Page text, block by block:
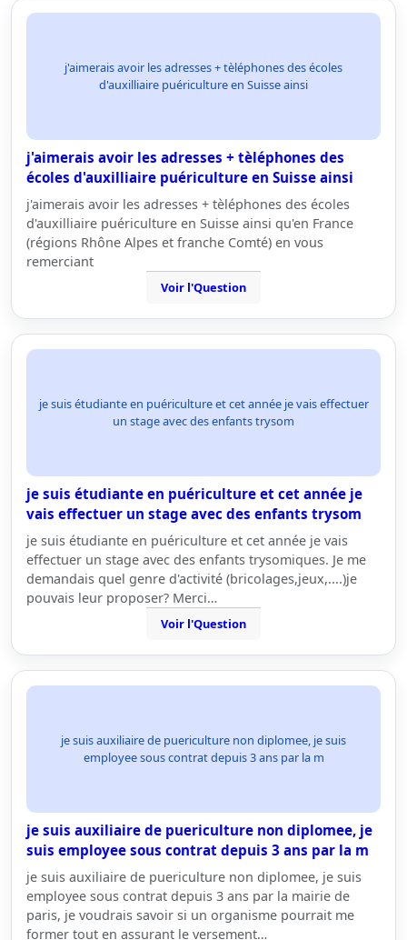
j'aimerais avoir les adresses + tèléphones des écoles
d'auxilliaire puériculture en Suisse ainsi
j'aimerais avoir les adresses + tèléphones des
écoles d'auxilliaire puériculture en Suisse ainsi
j'aimerais avoir les adresses + tèléphones des écoles
d'auxilliaire puériculture en Suisse ainsi qu'en France
(régions Rhône Alpes et franche Comté) en vous
remerciant
Voir l'Question
je suis étudiante en puériculture et cet année je vais effectuer
un stage avec des enfants trysom
je suis étudiante en puériculture et cet année je
vais effectuer un stage avec des enfants trysom
je suis étudiante en puériculture et cet année je vais
effectuer un stage avec des enfants trysomiques. Je me
demandais quel genre d'activité (bricolages,jeux,....)je
pouvais leur proposer? Merci…
Voir l'Question
je suis auxiliaire de puericulture non diplomee, je suis
employee sous contrat depuis 3 ans par la m
je suis auxiliaire de puericulture non diplomee, je
suis employee sous contrat depuis 3 ans par la m
je suis auxiliaire de puericulture non diplomee, je suis
employee sous contrat depuis 3 ans par la mairie de
paris, je voudrais savoir si un organisme pourrait me
former tout en assurant le versement…